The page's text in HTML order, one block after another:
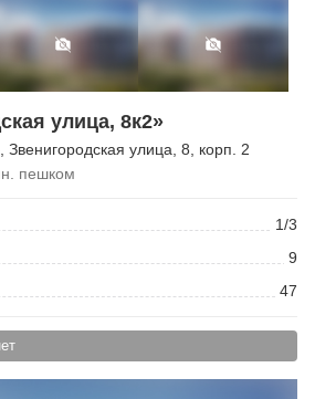
улица, 8к2»
, Звенигородская улица, 8, корп. 2
пешком
1/3
9
47